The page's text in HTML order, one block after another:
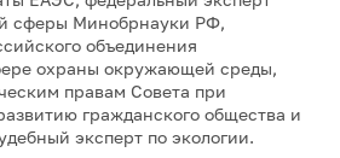
сферы Минобрнауки РФ,
объединения
охраны окружающей среды,
правам Совета при
гражданского общества и
эксперт по экологии.